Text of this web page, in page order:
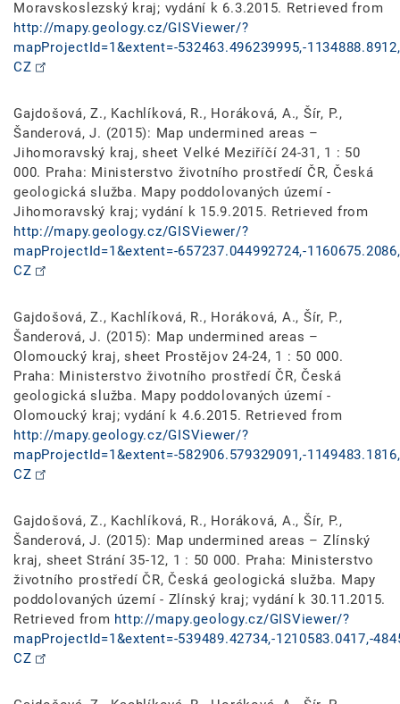
Moravskoslezský kraj; vydání k 6.3.2015. Retrieved from
http://mapy.geology.cz/GISViewer/?
mapProjectId=1&extent=-532463.496239995,-
CZ
Gajdošová, Z., Kachlíková, R., Horáková, A., Šír, P.,
Šanderová, J. (2015): Map undermined areas –
Jihomoravský kraj, sheet Velké Meziříčí 24-31, 1 : 50
000. Praha: Ministerstvo životního prostředí ČR, Česká
geologická služba. Mapy poddolovaných území -
Jihomoravský kraj; vydání k 15.9.2015. Retrieved from
http://mapy.geology.cz/GISViewer/?
mapProjectId=1&extent=-657237.044992724,-
CZ
Gajdošová, Z., Kachlíková, R., Horáková, A., Šír, P.,
Šanderová, J. (2015): Map undermined areas –
Olomoucký kraj, sheet Prostějov 24-24, 1 : 50 000.
Praha: Ministerstvo životního prostředí ČR, Česká
geologická služba. Mapy poddolovaných území -
Olomoucký kraj; vydání k 4.6.2015. Retrieved from
http://mapy.geology.cz/GISViewer/?
mapProjectId=1&extent=-582906.579329091,-
CZ
Gajdošová, Z., Kachlíková, R., Horáková, A., Šír, P.,
Šanderová, J. (2015): Map undermined areas – Zlínský
kraj, sheet Strání 35-12, 1 : 50 000. Praha: Ministerstvo
životního prostředí ČR, Česká geologická služba. Mapy
poddolovaných území - Zlínský kraj; vydání k 30.11.2015.
Retrieved from http://mapy.geology.cz/GISViewer/?
mapProjectId=1&extent=-539489.42734,-1210583.0417,-
CZ